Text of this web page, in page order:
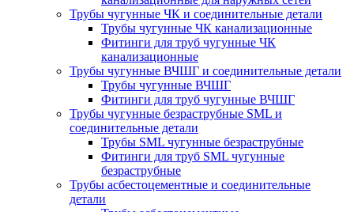
Трубы чугунные ЧК и соединительные детали
Трубы чугунные ЧК канализационные
Фитинги для труб чугунные ЧК
канализационные
Трубы чугунные ВЧШГ и соединительные детали
Трубы чугунные ВЧШГ
Фитинги для труб чугунные ВЧШГ
Трубы чугунные безраструбные SML и
соединительные детали
Трубы SML чугунные безраструбные
Фитинги для труб SML чугунные
безраструбные
Трубы асбестоцементные и соединительные
детали